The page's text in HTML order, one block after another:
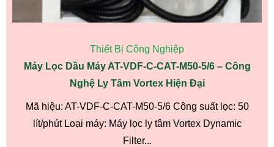
Thiết Bị Công Nghiệp
Máy Lọc Dầu Máy AT-VDF-C-CAT-M50-5/6 – Công
Nghệ Ly Tâm Vortex Hiện Đại
Mã hiệu: AT-VDF-C-CAT-M50-5/6 Công suất lọc: 50
lít/phút Loại máy: Máy lọc ly tâm Vortex Dynamic
Filter...